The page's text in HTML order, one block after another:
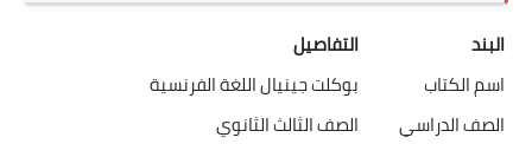
البند
التفاصيل
اسم الكتاب
بوكلت جينيال اللغة الفرنسية
الصف الدراسي
الصف الثالث الثانوي